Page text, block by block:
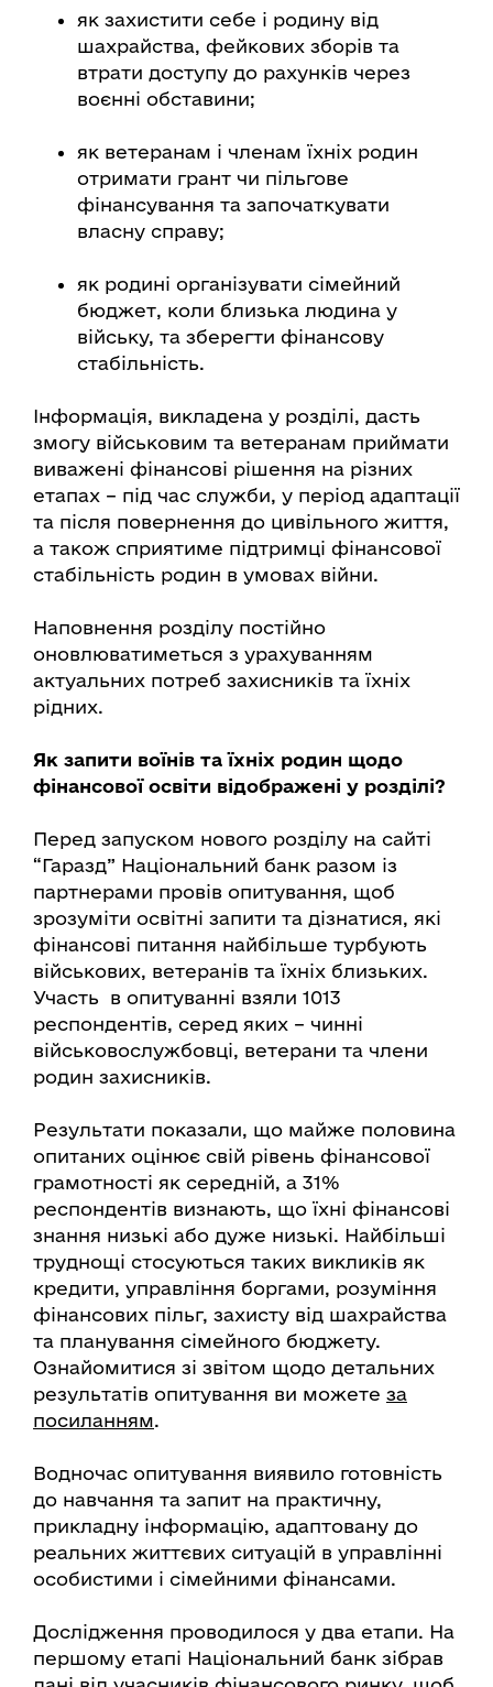
як захистити себе і родину від
шахрайства, фейкових зборів та
втрати доступу до рахунків через
воєнні обставини;
як ветеранам і членам їхніх родин
отримати грант чи пільгове
фінансування та започаткувати
власну справу;
як родині організувати сімейний
бюджет, коли близька людина у
війську, та зберегти фінансову
стабільність.
Інформація, викладена у розділі, дасть
змогу військовим та ветеранам приймати
виважені фінансові рішення на різних
етапах – під час служби, у період адаптації
та після повернення до цивільного життя,
а також сприятиме підтримці фінансової
стабільність родин в умовах війни.
Наповнення розділу постійно
оновлюватиметься з урахуванням
актуальних потреб захисників та їхніх
рідних.
Як запити воїнів та їхніх родин щодо
фінансової освіти відображені у розділі?
Перед запуском нового розділу на сайті
“Гаразд” Національний банк разом із
партнерами провів опитування, щоб
зрозуміти освітні запити та дізнатися, які
фінансові питання найбільше турбують
військових, ветеранів та їхніх близьких.
Участь в опитуванні взяли 1013
респондентів, серед яких – чинні
військовослужбовці, ветерани та члени
родин захисників.
Результати показали, що майже половина
опитаних оцінює свій рівень фінансової
грамотності як середній, а 31%
респондентів визнають, що їхні фінансові
знання низькі або дуже низькі. Найбільші
труднощі стосуються таких викликів як
кредити, управління боргами, розуміння
фінансових пільг, захисту від шахрайства
та планування сімейного бюджету.
Ознайомитися зі звітом щодо детальних
результатів опитування ви можете за
посиланням.
Водночас опитування виявило готовність
до навчання та запит на практичну,
прикладну інформацію, адаптовану до
реальних життєвих ситуацій в управлінні
особистими і сімейними фінансами.
Дослідження проводилося у два етапи. На
першому етапі Національний банк зібрав